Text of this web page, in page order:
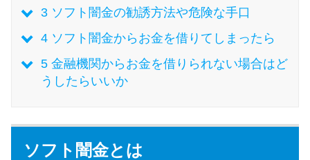
特集ページ一覧
種類や特徴で探す
銀行カードローンを選ぶべき4つ
無利息期間を利用して利息0円で
3ソフト闇金の勧誘方法や危険な手口
4ソフト闇金からお金を借りてしまったら
5金融機関からお金を借りられない場合はど
うしたらいいか
ソフト闇金とは